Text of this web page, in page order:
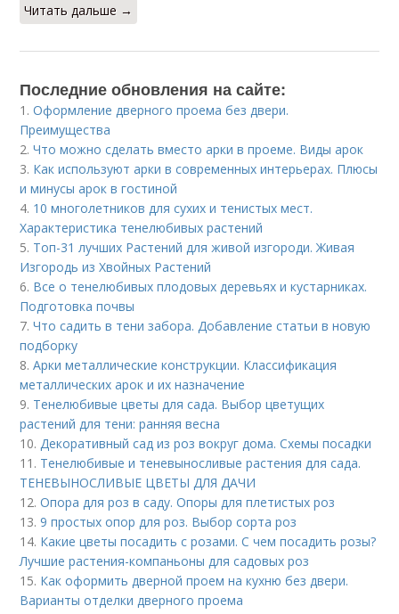
Читать дальше →
Последние обновления на сайте:
1.Оформление дверного проема без двери.
Преимущества
2.Что можно сделать вместо арки в проеме. Виды арок
3. Как используют арки в современных интерьерах. Плюсы
и минусы арок в гостиной
4. 10 многолетников для сухих и тенистых мест.
Характеристика тенелюбивых растений
5. Топ-31 лучших Растений для живой изгороди. Живая
Изгородь из Хвойных Растений
6. Все о тенелюбивых плодовых деревьях и кустарниках.
Подготовка почвы
7.Что садить в тени забора. Добавление статьи в новую
подборку
8.Арки металлические конструкции. Классификация
металлических арок и их назначение
9. Тенелюбивые цветы для сада. Выбор цветущих
растений для тени: ранняя весна
10.Декоративный сад из роз вокруг дома. Схемы посадки
11. Тенелюбивые и теневыносливые растения для сада.
ТЕНЕВЫНОСЛИВЫЕ ЦВЕТЫ ДЛЯ ДАЧИ
12.Опора для роз в саду. Опоры для плетистых роз
13.9 простых опор для роз. Выбор сорта роз
14. Какие цветы посадить с розами. С чем посадить розы?
Лучшие растения-компаньоны для садовых роз
15. Как оформить дверной проем на кухню без двери.
Варианты отделки дверного проема